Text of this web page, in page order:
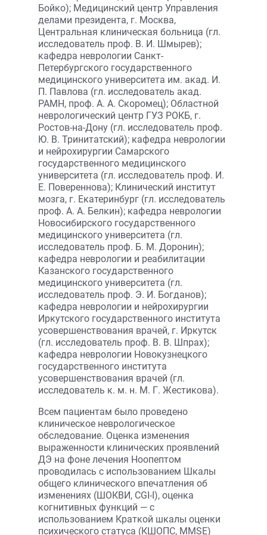
Бойко); Медицинский центр Управления
делами президента, г. Москва,
Центральная клиническая больница (гл.
исследователь проф. В. И. Шмырев);
кафедра неврологии Санкт-
Петербургского государственного
медицинского университета им. акад. И.
П. Павлова (гл. исследователь акад.
РАМН, проф. А. А. Скоромец); Областной
неврологический центр ГУЗ РОКБ, г.
Ростов-на-Дону (гл. исследователь проф.
Ю. В. Тринитатский); кафедра неврологии
и нейрохирургии Самарского
государственного медицинского
университета (гл. исследователь проф. И.
Е. Повереннова); Клинический институт
мозга, г. Екатеринбург (гл. исследователь
проф. А. А. Белкин); кафедра неврологии
Новосибирского государственного
медицинского университета (гл.
исследователь проф. Б. М. Доронин);
кафедра неврологии и реабилитации
Казанского государственного
медицинского университета (гл.
исследователь проф. Э. И. Богданов);
кафедра неврологии и нейрохирургии
Иркутского государственного института
усовершенствования врачей, г. Иркутск
(гл. исследователь проф. В. В. Шпрах);
кафедра неврологии Новокузнецкого
государственного института
усовершенствования врачей (гл.
исследователь к. м. н. М. Г. Жестикова).
Всем пациентам было проведено
клиническое неврологическое
обследование. Оценка изменения
выраженности клинических проявлений
ДЭ на фоне лечения Ноопептом
проводилась с использованием Шкалы
общего клинического впечатления об
изменениях (ШОКВИ, CGI-I), оценка
когнитивных функций — с
использованием Краткой шкалы оценки
психического статуса (КШОПС, MMSE)